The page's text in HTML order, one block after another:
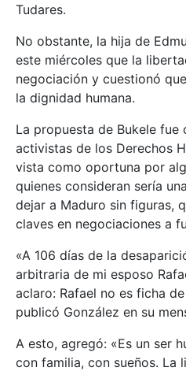
Tudares.
No obstante, la hija de
este miércoles que la
negociación y cuestionó
la dignidad humana.
La propuesta de Bukele
activistas de los Derechos
vista como oportuna por
quienes consideran sería
dejar a Maduro sin figuras,
claves en negociaciones a
«A 106 días de la
arbitraria de mi esposo
aclaro: Rafael no es ficha
publicó González en su
A esto, agregó: «Es un ser
con familia, con sueños. La